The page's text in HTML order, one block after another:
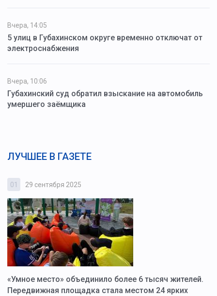
Вчера, 14:05
5 улиц в Губахинском округе временно отключат от
электроснабжения
Вчера, 10:06
Губахинский суд обратил взыскание на автомобиль
умершего заёмщика
ЛУЧШЕЕ В ГАЗЕТЕ
01 29 сентября 2025
«Умное место» объединило более 6 тысяч жителей.
Передвижная площадка стала местом 24 ярких